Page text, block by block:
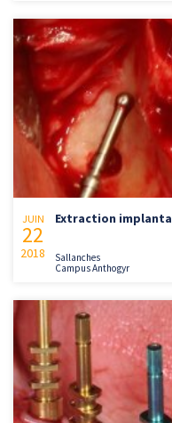
JUIN
22
2018
Extraction
Sallanches
Campus Anthogyr